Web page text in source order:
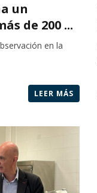
un
de 200 ...
en la
LEER MÁS